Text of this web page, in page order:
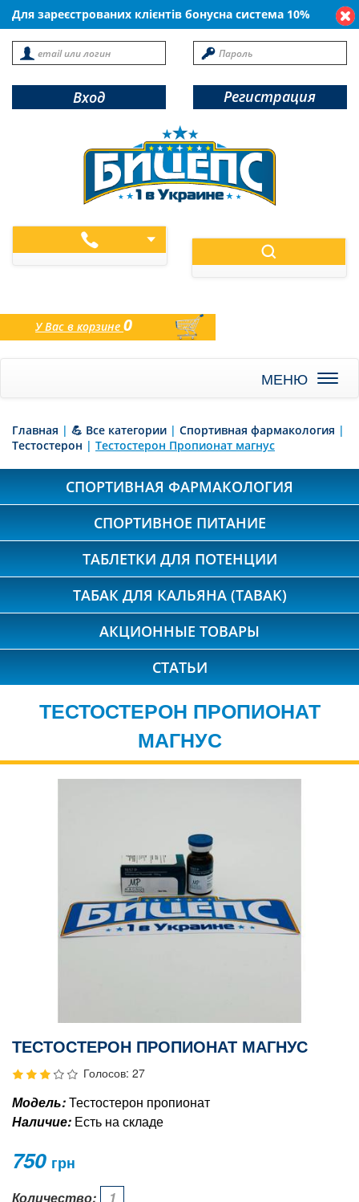
Для зареєстрованих клієнтів бонусна система 10%
Вход Регистрация
У Вас в корзине0
товаров
Главная | 💪 Все категории | Спортивная фармакология |
Тестостерон | Тестостерон Пропионат магнус
СПОРТИВНАЯ ФАРМАКОЛОГИЯ
СПОРТИВНОЕ ПИТАНИЕ
ТАБЛЕТКИ ДЛЯ ПОТЕНЦИИ
ТАБАК ДЛЯ КАЛЬЯНА (TABAK)
АКЦИОННЫЕ ТОВАРЫ
СТАТЬИ
ТЕСТОСТЕРОН ПРОПИОНАТ
МАГНУС
ТЕСТОСТЕРОН ПРОПИОНАТ МАГНУС
Голосов: 27
Модель:Тестостерон пропионат
Наличие: Есть на складе
750 грн
Количество: